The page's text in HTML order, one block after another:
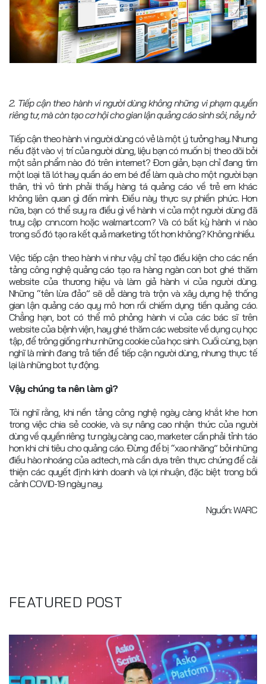
2. Tiếp cận theo hành vi người dùng không những vi phạm quyền
riêng tư, mà còn tạo cơ hội cho gian lận quảng cáo sinh sôi, nảy nở
Tiếp cận theo hành vi người dùng có vẻ là một ý tưởng hay. Nhưng
nếu đặt vào vị trí của người dùng, liệu bạn có muốn bị theo dõi bởi
một sản phẩm nào đó trên internet? Đơn giản, bạn chỉ đang tìm
một loại tã lót hay quần áo em bé để làm quà cho một người bạn
thân, thì vô tình phải thấy hàng tá quảng cáo về trẻ em khác
không liên quan gì đến mình. Điều này thực sự phiền phức. Hơn
nữa, bạn có thể suy ra điều gì về hành vi của một người dùng đã
truy cập cnn.com hoặc walmart.com? Và có bất kỳ hành vi nào
trong số đó tạo ra kết quả marketing tốt hơn không? Không nhiều.
Việc tiếp cận theo hành vi như vậy chỉ tạo điều kiện cho các nền
tảng công nghệ quảng cáo tạo ra hàng ngàn con bot ghé thăm
website của thương hiệu và làm giả hành vi của người dùng.
Những “tên lừa đảo” sẽ dễ dàng trà trộn và xây dựng hệ thống
gian lận quảng cáo quy mô hơn rồi chiếm dụng tiền quảng cáo.
Chẳng hạn, bot có thể mô phỏng hành vi của các bác sĩ trên
website của bệnh viện, hay ghé thăm các website về dụng cụ học
tập, để trông giống như những cookie của học sinh. Cuối cùng, bạn
nghĩ là mình đang trả tiền để tiếp cận người dùng, nhưng thực tế
lại là những bot tự động.
Vậy chúng ta nên làm gì?
Tôi nghĩ rằng, khi nền tảng công nghệ ngày càng khắt khe hơn
trong việc chia sẻ cookie, và sự nâng cao nhận thức của người
dùng về quyền riêng tư ngày càng cao, marketer cần phải tỉnh táo
hơn khi chi tiêu cho quảng cáo. Đừng để bị “xao nhãng” bởi những
điều hào nhoáng của adtech, mà cần dựa trên thực chứng để cải
thiện các quyết định kinh doanh và lợi nhuận, đặc biệt trong bối
cảnh COVID-19 ngày nay.
Nguồn: WARC
FEATURED POST